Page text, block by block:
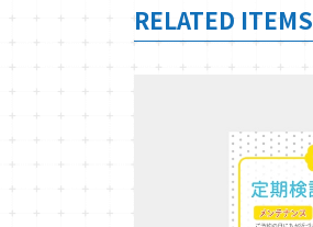
RELATED ITEMS